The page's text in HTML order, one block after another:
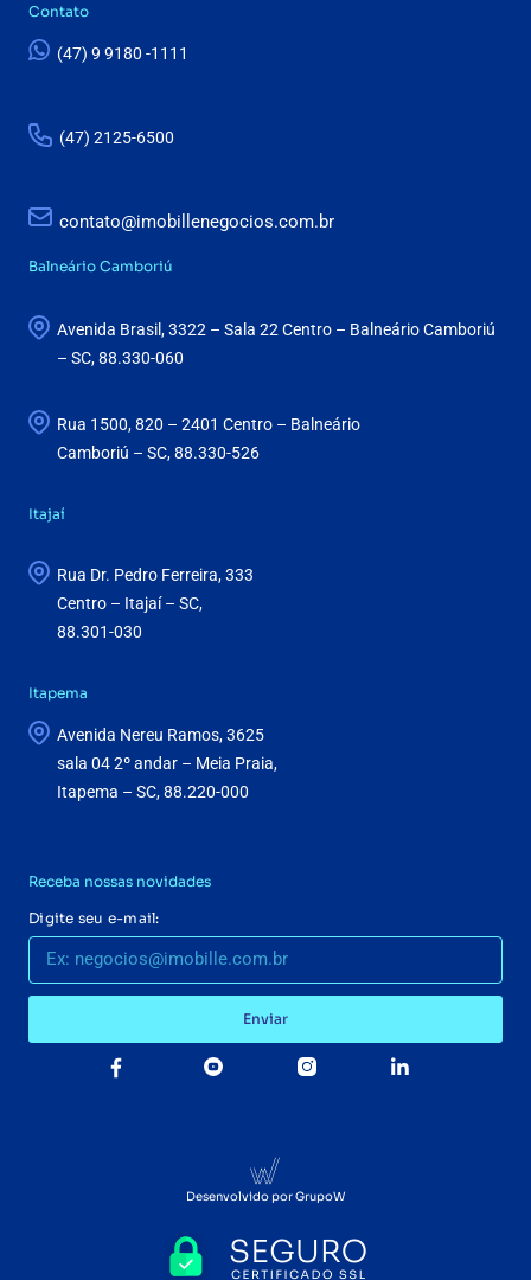
Contato
(47) 9 9180 -1111
(47) 2125-6500
contato@imobillenegocios.com.br
Balneário Camboriú
Avenida Brasil, 3322 – Sala 22 Centro – Balneário Camboriú
– SC, 88.330-060
Rua 1500, 820 – 2401 Centro – Balneário
Camboriú – SC, 88.330-526
Itajaí
Rua Dr. Pedro Ferreira, 333
Centro – Itajaí – SC,
88.301-030
Itapema
Avenida Nereu Ramos, 3625
sala 04 2º andar – Meia Praia,
Itapema – SC, 88.220-000
Receba nossas novidades
Digite seu e-mail:
Enviar
Desenvolvido por GrupoW